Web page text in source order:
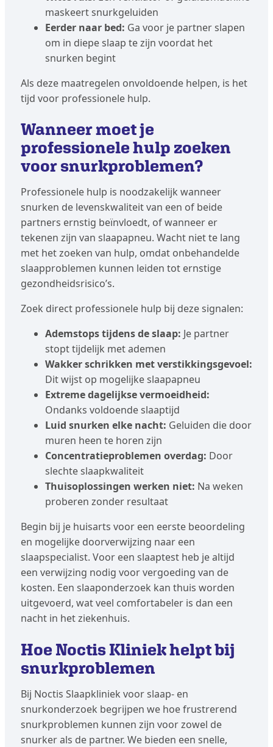
maskeert snurkgeluiden
Eerder naar bed: Ga voor je partner slapen
om in diepe slaap te zijn voordat het
snurken begint
Als deze maatregelen onvoldoende helpen, is het
tijd voor professionele hulp.
Wanneer moet je
professionele hulp zoeken
voor snurkproblemen?
Professionele hulp is noodzakelijk wanneer
snurken de levenskwaliteit van een of beide
partners ernstig beïnvloedt, of wanneer er
tekenen zijn van slaapapneu. Wacht niet te lang
met het zoeken van hulp, omdat onbehandelde
slaapproblemen kunnen leiden tot ernstige
gezondheidsrisico’s.
Zoek direct professionele hulp bij deze signalen:
Ademstops tijdens de slaap: Je partner
stopt tijdelijk met ademen
Wakker schrikken met verstikkingsgevoel:
Dit wijst op mogelijke slaapapneu
Extreme dagelijkse vermoeidheid:
Ondanks voldoende slaaptijd
Luid snurken elke nacht: Geluiden die door
muren heen te horen zijn
Concentratieproblemen overdag: Door
slechte slaapkwaliteit
Thuisoplossingen werken niet: Na weken
proberen zonder resultaat
Begin bij je huisarts voor een eerste beoordeling
en mogelijke doorverwijzing naar een
slaapspecialist. Voor een slaaptest heb je altijd
een verwijzing nodig voor vergoeding van de
kosten. Een slaaponderzoek kan thuis worden
uitgevoerd, wat veel comfortabeler is dan een
nacht in het ziekenhuis.
Hoe Noctis Kliniek helpt bij
snurkproblemen
Bij Noctis Slaapkliniek voor slaap- en
snurkonderzoek begrijpen we hoe frustrerend
snurkproblemen kunnen zijn voor zowel de
snurker als de partner. We bieden een snelle,